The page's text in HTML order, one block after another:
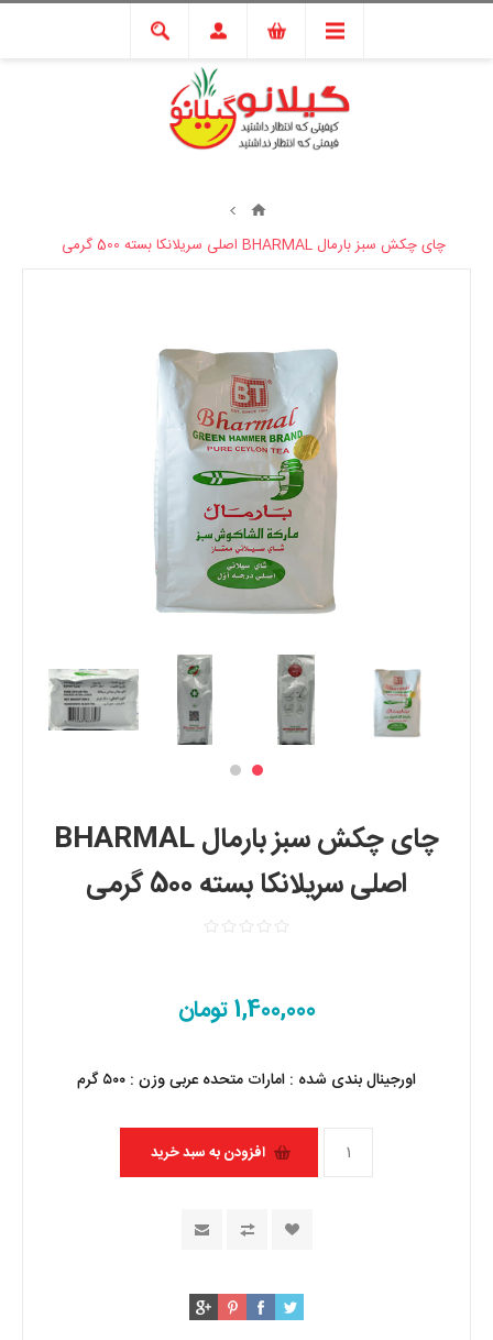
چای چکش سبز بارمال BHARMAL اصلی سریلانکا بسته 500 گرمی
چای چکش سبز بارمال BHARMAL
اصلی سریلانکا بسته 500 گرمی
1,400,000 تومان
اورجینالبندی شده : امارات متحده عربی وزن : ۵۰۰ گرم